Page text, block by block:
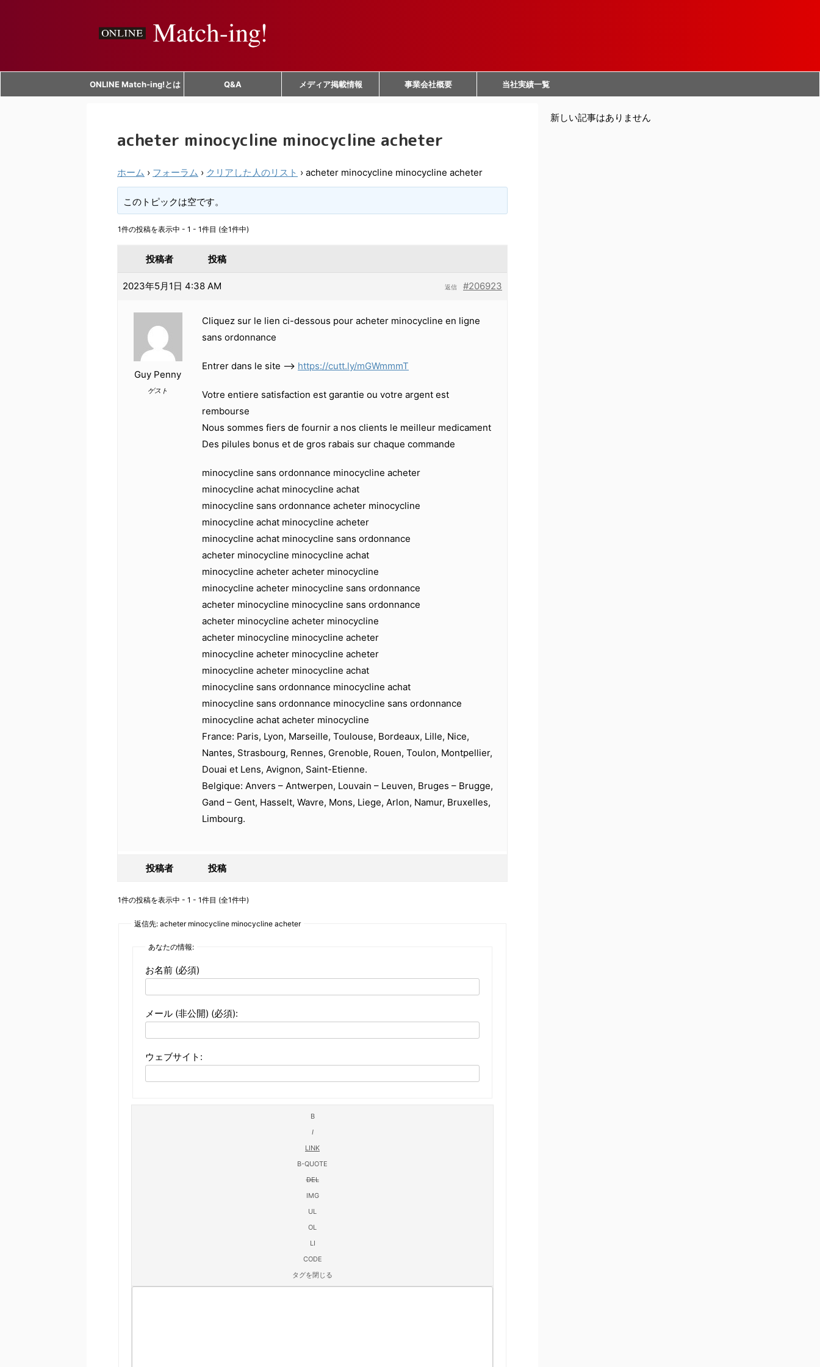
ONLINE Match-ing!とは Q&A メディア掲載情報 事業会社概要 当社実績一覧
acheter minocycline minocycline acheter
ホーム › フォーラム › クリアした人のリスト › acheter minocycline minocycline acheter
このトピックは空です。
1件の投稿を表示中 - 1 - 1件目 (全1件中)
投稿者 投稿
2023年5月1日 4:38 AM #206923
返信
Guy Penny
ゲスト
Cliquez sur le lien ci-dessous pour acheter minocycline en ligne
sans ordonnance
Entrer dans le site —> https://cutt.ly/mGWmmmT
Votre entiere satisfaction est garantie ou votre argent est
rembourse
Nous sommes fiers de fournir a nos clients le meilleur medicament
Des pilules bonus et de gros rabais sur chaque commande
minocycline sans ordonnance minocycline acheter
minocycline achat minocycline achat
minocycline sans ordonnance acheter minocycline
minocycline achat minocycline acheter
minocycline achat minocycline sans ordonnance
acheter minocycline minocycline achat
minocycline acheter acheter minocycline
minocycline acheter minocycline sans ordonnance
acheter minocycline minocycline sans ordonnance
acheter minocycline acheter minocycline
acheter minocycline minocycline acheter
minocycline acheter minocycline acheter
minocycline acheter minocycline achat
minocycline sans ordonnance minocycline achat
minocycline sans ordonnance minocycline sans ordonnance
minocycline achat acheter minocycline
France: Paris, Lyon, Marseille, Toulouse, Bordeaux, Lille, Nice,
Nantes, Strasbourg, Rennes, Grenoble, Rouen, Toulon, Montpellier,
Douai et Lens, Avignon, Saint-Etienne.
Belgique: Anvers – Antwerpen, Louvain – Leuven, Bruges – Brugge,
Gand – Gent, Hasselt, Wavre, Mons, Liege, Arlon, Namur, Bruxelles,
Limbourg.
投稿者 投稿
1件の投稿を表示中 - 1 - 1件目 (全1件中)
返信先: acheter minocycline minocycline acheter
あなたの情報:
お名前 (必須)
メール (非公開) (必須):
ウェブサイト:
新しい記事はありません